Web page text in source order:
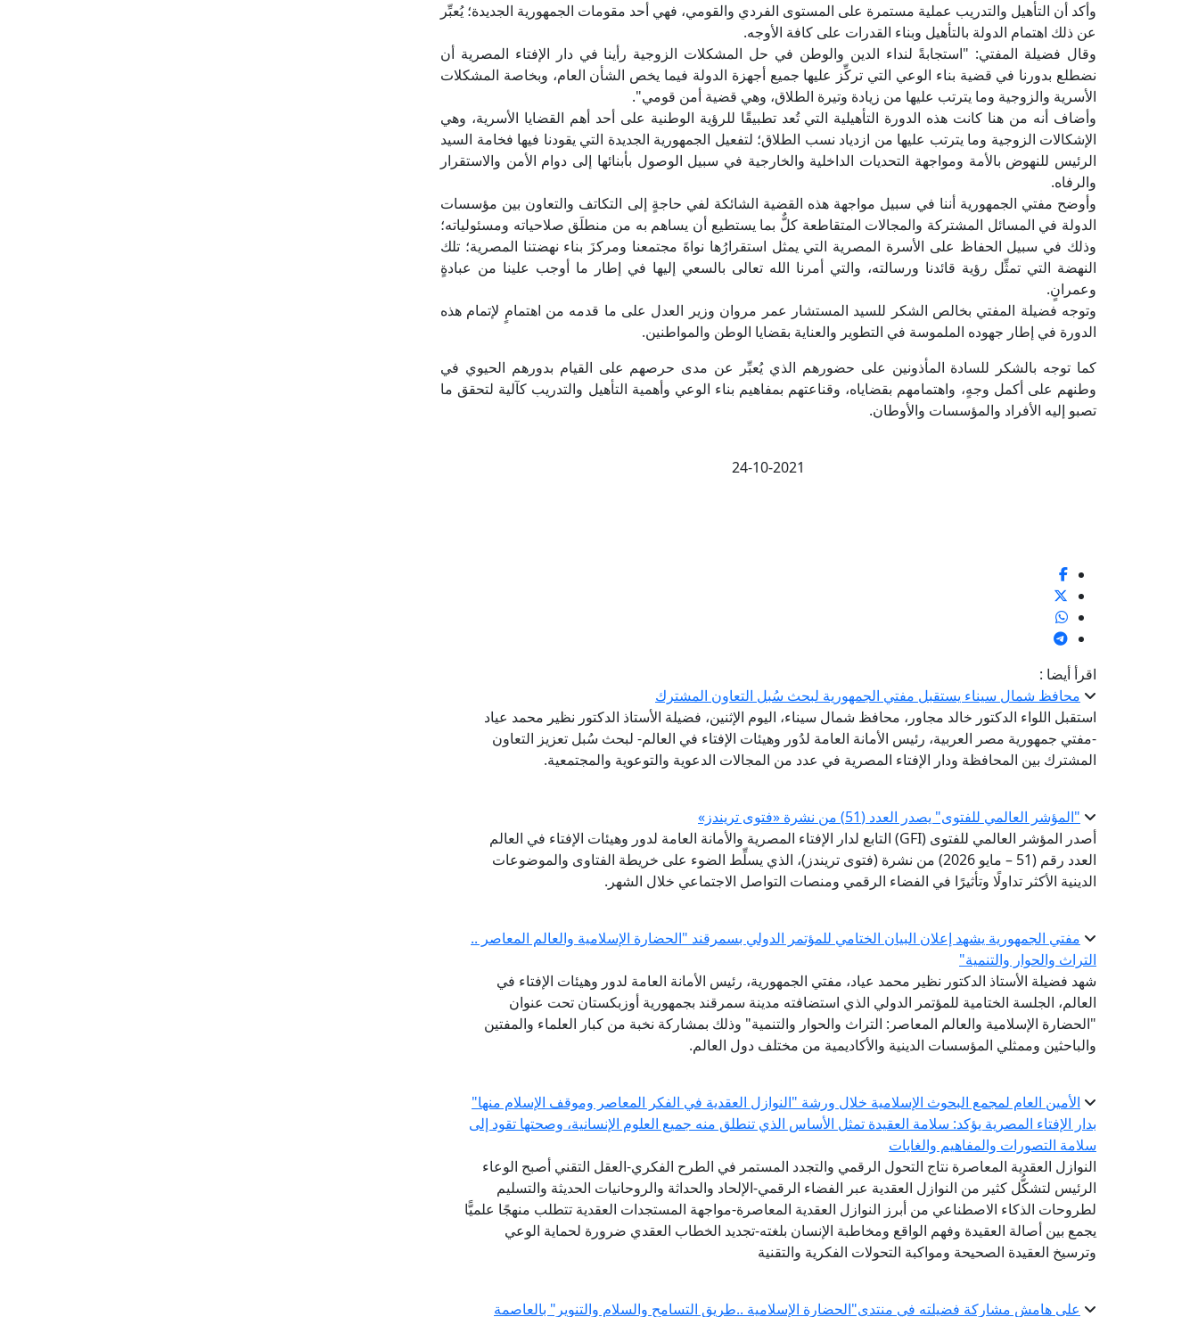
وأكد أن التأهيل والتدريب عملية مستمرة على المستوى الفردي والقومي، فهي أحد مقومات الجمهورية الجديدة؛ يُعبِّر
عن ذلك اهتمام الدولة بالتأهيل وبناء القدرات على كافة الأوجه.
وقال فضيلة المفتي: "استجابةً لنداء الدين والوطن في حل المشكلات الزوجية رأينا في دار الإفتاء المصرية أن
نضطلع بدورنا في قضية بناء الوعي التي تركِّز عليها جميع أجهزة الدولة فيما يخص الشأن العام، وبخاصة المشكلات
الأسرية والزوجية وما يترتب عليها من زيادة وتيرة الطلاق، وهي قضية أمن قومي".
وأضاف أنه من هنا كانت هذه الدورة التأهيلية التي تُعد تطبيقًا للرؤية الوطنية على أحد أهم القضايا الأسرية، وهي
الإشكالات الزوجية وما يترتب عليها من ازدياد نسب الطلاق؛ لتفعيل الجمهورية الجديدة التي يقودنا فيها فخامة السيد
الرئيس للنهوض بالأمة ومواجهة التحديات الداخلية والخارجية في سبيل الوصول بأبنائها إلى دوام الأمن والاستقرار
والرفاه.
وأوضح مفتي الجمهورية أننا في سبيل مواجهة هذه القضية الشائكة لفي حاجةٍ إلى التكاتف والتعاون بين مؤسسات
الدولة في المسائل المشتركة والمجالات المتقاطعة كلٌّ بما يستطيع أن يساهم به من منطلَق صلاحياته ومسئولياته؛
وذلك في سبيل الحفاظ على الأسرة المصرية التي يمثل استقرارُها نواةَ مجتمعنا ومركزَ بناء نهضتنا المصرية؛ تلك
النهضة التي تمثِّل رؤية قائدنا ورسالته، والتي أمرنا الله تعالى بالسعي إليها في إطار ما أوجب علينا من عبادةٍ
وعمرانٍ.
وتوجه فضيلة المفتي بخالص الشكر للسيد المستشار عمر مروان وزير العدل على ما قدمه من اهتمامٍ لإتمام هذه
الدورة في إطار جهوده الملموسة في التطوير والعناية بقضايا الوطن والمواطنين.
كما توجه بالشكر للسادة المأذونين على حضورهم الذي يُعبِّر عن مدى حرصهم على القيام بدورهم الحيوي في
وطنهم على أكمل وجهٍ، واهتمامهم بقضاياه، وقناعتهم بمفاهيم بناء الوعي وأهمية التأهيل والتدريب كآلية لتحقق ما
تصبو إليه الأفراد والمؤسسات والأوطان.
24-10-2021
اقرأ أيضا :
محافظ شمال سيناء يستقبل مفتي الجمهورية لبحث سُبل التعاون المشترك
استقبل اللواء الدكتور خالد مجاور، محافظ شمال سيناء، اليوم الإثنين، فضيلة الأستاذ الدكتور نظير محمد عياد
-مفتي جمهورية مصر العربية، رئيس الأمانة العامة لدُور وهيئات الإفتاء في العالم- لبحث سُبل تعزيز التعاون
المشترك بين المحافظة ودار الإفتاء المصرية في عدد من المجالات الدعوية والتوعوية والمجتمعية.
"المؤشر العالمي للفتوى" يصدر العدد (51) من نشرة «فتوى تريندز»
أصدر المؤشر العالمي للفتوى (GFI) التابع لدار الإفتاء المصرية والأمانة العامة لدور وهيئات الإفتاء في العالم
العدد رقم (51 – مايو 2026) من نشرة (فتوى تريندز)، الذي يسلِّط الضوء على خريطة الفتاوى والموضوعات
الدينية الأكثر تداولًا وتأثيرًا في الفضاء الرقمي ومنصات التواصل الاجتماعي خلال الشهر.
مفتي الجمهورية يشهد إعلان البيان الختامي للمؤتمر الدولي بسمرقند "الحضارة الإسلامية والعالم المعاصر ..
التراث والحوار والتنمية"
شهد فضيلة الأستاذ الدكتور نظير محمد عياد، مفتي الجمهورية، رئيس الأمانة العامة لدور وهيئات الإفتاء في
العالم، الجلسة الختامية للمؤتمر الدولي الذي استضافته مدينة سمرقند بجمهورية أوزبكستان تحت عنوان
"الحضارة الإسلامية والعالم المعاصر: التراث والحوار والتنمية" وذلك بمشاركة نخبة من كبار العلماء والمفتين
والباحثين وممثلي المؤسسات الدينية والأكاديمية من مختلف دول العالم.
الأمين العام لمجمع البحوث الإسلامية خلال ورشة "النوازل العقدية في الفكر المعاصر وموقف الإسلام منها"
بدار الإفتاء المصرية يؤكد: سلامة العقيدة تمثل الأساس الذي تنطلق منه جميع العلوم الإنسانية، وصحتها تقود إلى
سلامة التصورات والمفاهيم والغايات
النوازل العقدية المعاصرة نتاج التحول الرقمي والتجدد المستمر في الطرح الفكري-العقل التقني أصبح الوعاء
الرئيس لتشكُّل كثير من النوازل العقدية عبر الفضاء الرقمي-الإلحاد والحداثة والروحانيات الحديثة والتسليم
لطروحات الذكاء الاصطناعي من أبرز النوازل العقدية المعاصرة-مواجهة المستجدات العقدية تتطلب منهجًا علميًّا
يجمع بين أصالة العقيدة وفهم الواقع ومخاطبة الإنسان بلغته-تجديد الخطاب العقدي ضرورة لحماية الوعي
وترسيخ العقيدة الصحيحة ومواكبة التحولات الفكرية والتقنية
على هامش مشاركة فضيلته في منتدى"الحضارة الإسلامية ..طريق التسامح والسلام والتنوير" بالعاصمة